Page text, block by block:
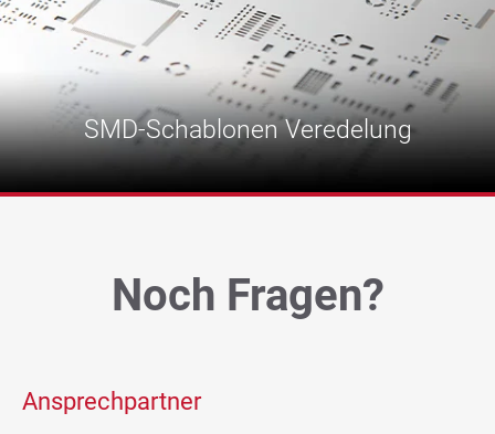
SMD-Schablonen Veredelung
SMD-Schablonen Veredelung
Noch Fragen?
Ansprechpartner